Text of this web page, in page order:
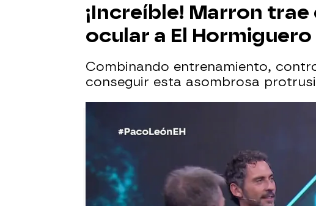
¡Increíble! Marron
ocular a El Hormiguero
Combinando entrenamiento,
conseguir esta asombrosa